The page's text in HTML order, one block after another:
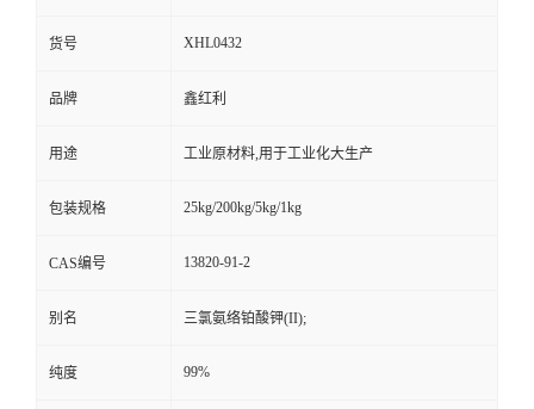
货号 XHL0432
品牌 鑫红利
用途 工业原材料,用于工业化大生产
包装规格 25kg/200kg/5kg/1kg
CAS编号 13820-91-2
别名 三氯氨络铂酸钾(II);
纯度 99%